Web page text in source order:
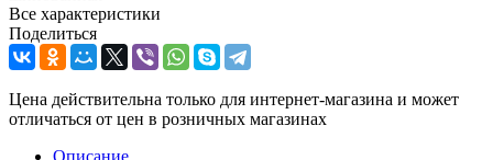
Все характеристики
Поделиться
Цена действительна только для интернет-магазина и может
отличаться от цен в розничных магазинах
Описание